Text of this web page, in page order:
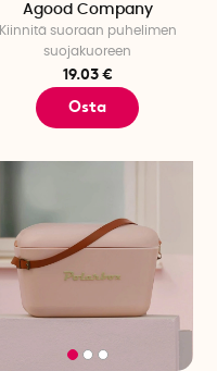
Agood Company
Kiinnitä suoraan puhelimen
suojakuoreen
19.03 €
Osta